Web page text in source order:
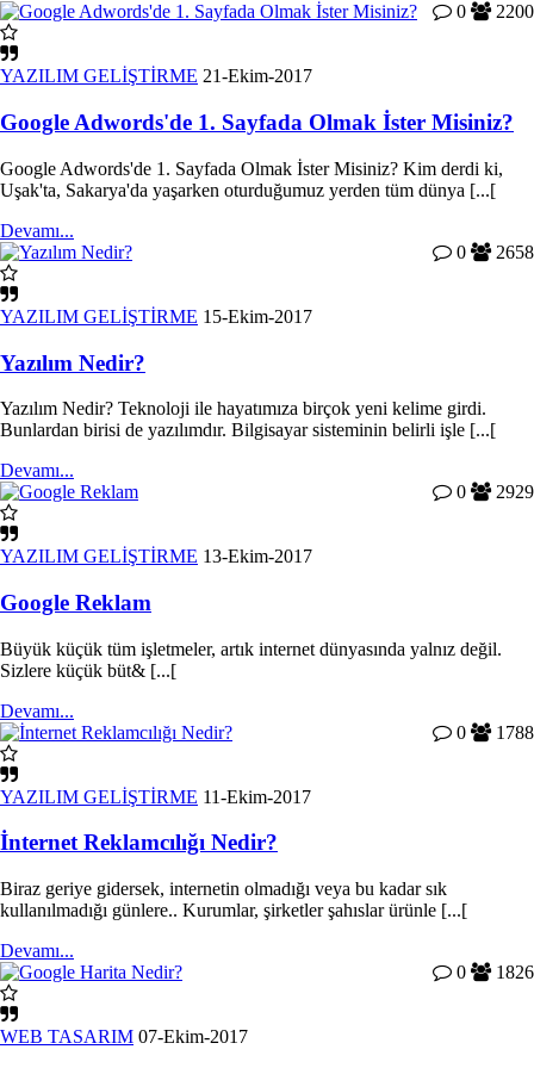
0
2200
YAZILIM GELİŞTİRME 21-Ekim-2017
Google Adwords'de 1. Sayfada Olmak İster Misiniz?
Google Adwords'de 1. Sayfada Olmak İster Misiniz? Kim derdi ki,
Uşak'ta, Sakarya'da yaşarken oturduğumuz yerden tüm dünya [...[
Devamı...
0
2658
YAZILIM GELİŞTİRME 15-Ekim-2017
Yazılım Nedir?
Yazılım Nedir? Teknoloji ile hayatımıza birçok yeni kelime girdi.
Bunlardan birisi de yazılımdır. Bilgisayar sisteminin belirli işle [...[
Devamı...
0
2929
YAZILIM GELİŞTİRME 13-Ekim-2017
Google Reklam
Büyük küçük tüm işletmeler, artık internet dünyasında yalnız değil.
Sizlere küçük büt& [...[
Devamı...
0
1788
YAZILIM GELİŞTİRME 11-Ekim-2017
İnternet Reklamcılığı Nedir?
Biraz geriye gidersek, internetin olmadığı veya bu kadar sık
kullanılmadığı günlere.. Kurumlar, şirketler şahıslar ürünle [...[
Devamı...
0
1826
WEB TASARIM 07-Ekim-2017